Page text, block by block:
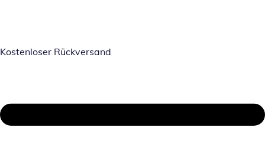
Kostenloser Rückversand